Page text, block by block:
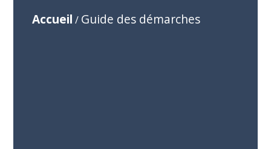
Accueil / Guide des démarches